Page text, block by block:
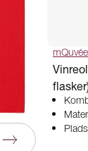
mQuvée